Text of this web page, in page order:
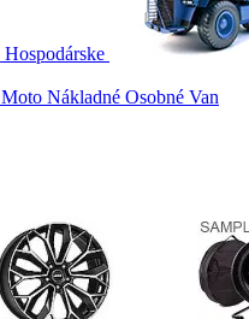
Hospodárske
Moto Nákladné Osobné Van